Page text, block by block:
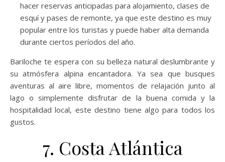
hacer reservas anticipadas para alojamiento, clases de
esquí y pases de remonte, ya que este destino es muy
popular entre los turistas y puede haber alta demanda
durante ciertos períodos del año.
Bariloche te espera con su belleza natural deslumbrante y
su atmósfera alpina encantadora. Ya sea que busques
aventuras al aire libre, momentos de relajación junto al
lago o simplemente disfrutar de la buena comida y la
hospitalidad local, este destino tiene algo para todos los
gustos.
7. Costa Atlántica